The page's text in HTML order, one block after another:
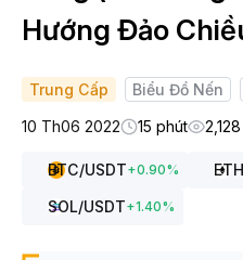
Hướng Đảo
Trung Cấp Biểu Đồ Nến
10 Th06 2022
15 phút 2,128
BTC/USDT+0.90% ETH
SOL/USDT+1.40%